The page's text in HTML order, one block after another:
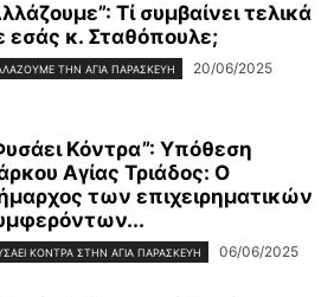
Τί συμβαίνει τελικά
εσάς κ. Σταθόπουλε;
ΤΗΝ ΑΓΊΑ ΠΑΡΑΣΚΕΥΉ 20/06/2025
Κόντρα”: Υπόθεση
Αγίας Τριάδος: Ο
των επιχειρηματικών
ΚΌΝΤΡΑ ΣΤΗΝ ΑΓΊΑ ΠΑΡΑΣΚΕΥΉ 06/06/2025